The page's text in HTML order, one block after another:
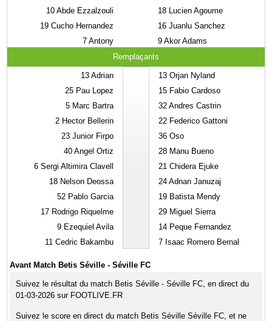
10 Abde Ezzalzouli
19 Cucho Hernandez
7 Antony
18 Lucien Agoume
16 Juanlu Sanchez
9 Akor Adams
Remplaçants
13 Adrian
25 Pau Lopez
5 Marc Bartra
2 Hector Bellerin
23 Junior Firpo
40 Angel Ortiz
6 Sergi Altimira Clavell
18 Nelson Deossa
52 Pablo Garcia
17 Rodrigo Riquelme
9 Ezequiel Avila
11 Cedric Bakambu
13 Orjan Nyland
15 Fabio Cardoso
32 Andres Castrin
22 Federico Gattoni
36 Oso
28 Manu Bueno
21 Chidera Ejuke
24 Adnan Januzaj
19 Batista Mendy
29 Miguel Sierra
14 Peque Fernandez
7 Isaac Romero Bernal
Avant Match Betis Séville - Séville FC
Suivez le résultat du match Betis Séville - Séville FC, en direct du
01-03-2026 sur FOOTLIVE.FR
Suivez le score en direct du match Betis Séville Séville FC, et ne